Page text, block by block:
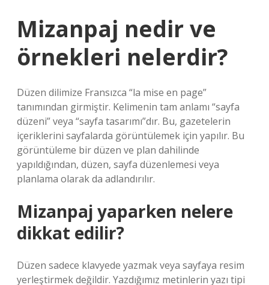
Mizanpaj nedir ve
örnekleri nelerdir?
Düzen dilimize Fransızca “la mise en page”
tanımından girmiştir. Kelimenin tam anlamı “sayfa
düzeni” veya “sayfa tasarımı”dır. Bu, gazetelerin
içeriklerini sayfalarda görüntülemek için yapılır. Bu
görüntüleme bir düzen ve plan dahilinde
yapıldığından, düzen, sayfa düzenlemesi veya
planlama olarak da adlandırılır.
Mizanpaj yaparken nelere
dikkat edilir?
Düzen sadece klavyede yazmak veya sayfaya resim
yerleştirmek değildir. Yazdığımız metinlerin yazı tipi